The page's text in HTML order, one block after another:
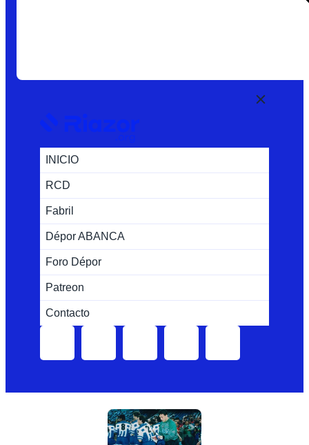
INICIO
RCD
Fabril
Dépor ABANCA
Foro Dépor
Patreon
Contacto